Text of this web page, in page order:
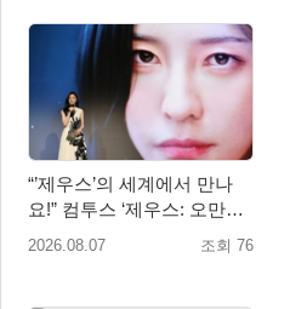
“’제우스’의 세계에서 만나
요!” 컴투스 ‘제우스: 오만의
신’ 쇼케이스 찾은 배우 박지
2026.08.07 조회 76